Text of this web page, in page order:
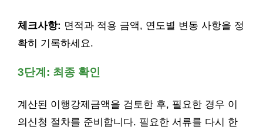
체크사항: 면적과 적용 금액, 연도별 변동 사항을 정
확히 기록하세요.
3단계: 최종 확인
계산된 이행강제금액을 검토한 후, 필요한 경우 이
의신청 절차를 준비합니다. 필요한 서류를 다시 한